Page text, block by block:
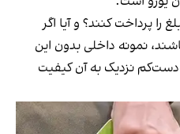
را پرداخت کنند؟ و آیا اگر
نمونه داخلی بدون این
نزدیک به آن کیفیت